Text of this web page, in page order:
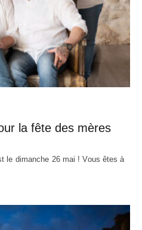
la fête des mères
le dimanche 26 mai ! Vous êtes à